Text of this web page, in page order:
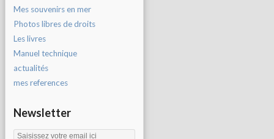
Mes souvenirs en mer
Photos libres de droits
Les livres
Manuel technique
actualités
mes references
Newsletter